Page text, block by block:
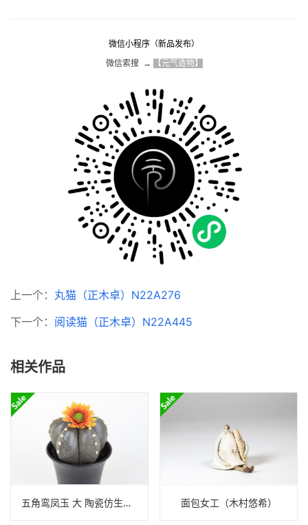
微信小程序（新品发布）
微信索搜  → 【元气造物】
上一个： 丸猫（正木卓）N22A276
下一个： 阅读猫（正木卓）N22A445
相关作品
五角鸾凤玉 大 陶瓷仿生置物（泷上玄野）N24B343 面包女工（木村悠希）